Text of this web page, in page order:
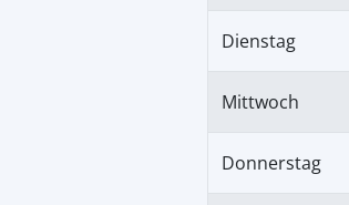
Dienstag
Mittwoch
Donnerstag